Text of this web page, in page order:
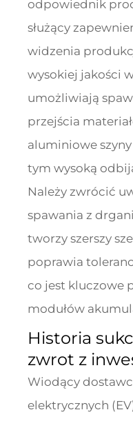
odpowiednik
służący
widzenia
wysokiej jakości
umożliwiają
przejścia
aluminiowe
tym wysoką
Należy zwrócić
spawania z
tworzy szerszy
poprawia
co jest kluczowe
modułów
Historia
zwrot z
Wiodący
elektrycznych